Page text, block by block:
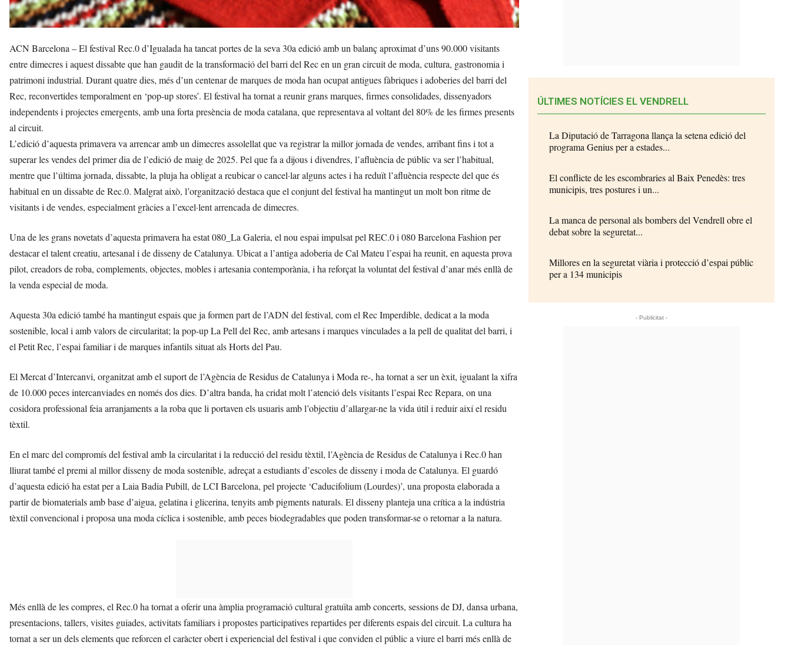
ACN Barcelona – El festival Rec.0 d’Igualada ha tancat portes de la seva 30a edició amb un balanç aproximat d’uns 90.000 visitants
entre dimecres i aquest dissabte que han gaudit de la transformació del barri del Rec en un gran circuit de moda, cultura, gastronomia i
patrimoni industrial. Durant quatre dies, més d’un centenar de marques de moda han ocupat antigues fàbriques i adoberies del barri del
Rec, reconvertides temporalment en ‘pop-up stores’. El festival ha tornat a reunir grans marques, firmes consolidades, dissenyadors
independents i projectes emergents, amb una forta presència de moda catalana, que representava al voltant del 80% de les firmes presents
al circuit.
L’edició d’aquesta primavera va arrencar amb un dimecres assolellat que va registrar la millor jornada de vendes, arribant fins i tot a
superar les vendes del primer dia de l’edició de maig de 2025. Pel que fa a dijous i divendres, l’afluència de públic va ser l’habitual,
mentre que l’última jornada, dissabte, la pluja ha obligat a reubicar o cancel·lar alguns actes i ha reduït l’afluència respecte del que és
habitual en un dissabte de Rec.0. Malgrat això, l’organització destaca que el conjunt del festival ha mantingut un molt bon ritme de
visitants i de vendes, especialment gràcies a l’excel·lent arrencada de dimecres.
Una de les grans novetats d’aquesta primavera ha estat 080_La Galeria, el nou espai impulsat pel REC.0 i 080 Barcelona Fashion per
destacar el talent creatiu, artesanal i de disseny de Catalunya. Ubicat a l’antiga adoberia de Cal Mateu l’espai ha reunit, en aquesta prova
pilot, creadors de roba, complements, objectes, mobles i artesania contemporània, i ha reforçat la voluntat del festival d’anar més enllà de
la venda especial de moda.
Aquesta 30a edició també ha mantingut espais que ja formen part de l’ADN del festival, com el Rec Imperdible, dedicat a la moda
sostenible, local i amb valors de circularitat; la pop-up La Pell del Rec, amb artesans i marques vinculades a la pell de qualitat del barri, i
el Petit Rec, l’espai familiar i de marques infantils situat als Horts del Pau.
El Mercat d’Intercanvi, organitzat amb el suport de l’Agència de Residus de Catalunya i Moda re-, ha tornat a ser un èxit, igualant la xifra
de 10.000 peces intercanviades en només dos dies. D’altra banda, ha cridat molt l’atenció dels visitants l’espai Rec Repara, on una
cosidora professional feia arranjaments a la roba que li portaven els usuaris amb l’objectiu d’allargar-ne la vida útil i reduir així el residu
tèxtil.
En el marc del compromís del festival amb la circularitat i la reducció del residu tèxtil, l’Agència de Residus de Catalunya i Rec.0 han
lliurat també el premi al millor disseny de moda sostenible, adreçat a estudiants d’escoles de disseny i moda de Catalunya. El guardó
d’aquesta edició ha estat per a Laia Badia Pubill, de LCI Barcelona, pel projecte ‘Caducifolium (Lourdes)’, una proposta elaborada a
partir de biomaterials amb base d’aigua, gelatina i glicerina, tenyits amb pigments naturals. El disseny planteja una crítica a la indústria
tèxtil convencional i proposa una moda cíclica i sostenible, amb peces biodegradables que poden transformar-se o retornar a la natura.
Més enllà de les compres, el Rec.0 ha tornat a oferir una àmplia programació cultural gratuïta amb concerts, sessions de DJ, dansa urbana,
presentacions, tallers, visites guiades, activitats familiars i propostes participatives repartides per diferents espais del circuit. La cultura ha
tornat a ser un dels elements que reforcen el caràcter obert i experiencial del festival i que conviden el públic a viure el barri més enllà de
ÚLTIMES NOTÍCIES EL VENDRELL
La Diputació de Tarragona llança la setena edició del
programa Genius per a estades...
El conflicte de les escombraries al Baix Penedès: tres
municipis, tres postures i un...
La manca de personal als bombers del Vendrell obre el
debat sobre la seguretat...
Millores en la seguretat viària i protecció d’espai públic
per a 134 municipis
- Publicitat -